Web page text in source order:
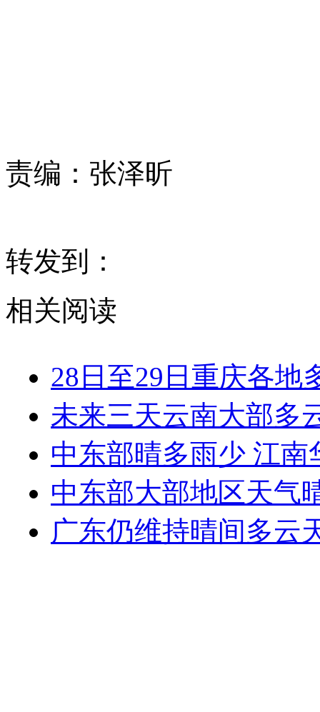
责编： 张泽昕
转发到：
相关阅读
28日至29日重庆各地
未来三天云南大部多
中东部晴多雨少 江南
中东部大部地区天气
广东仍维持晴间多云